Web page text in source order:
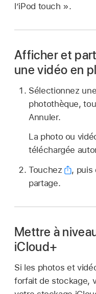
l’iPod touch ».
Afficher et
une vidéo en
Sélectionnez
photothèque,
Annuler.
La photo ou
téléchargée
Touchez
, puis
partage.
Mettre à
iCloud+
Si les photos et
forfait de stockage,